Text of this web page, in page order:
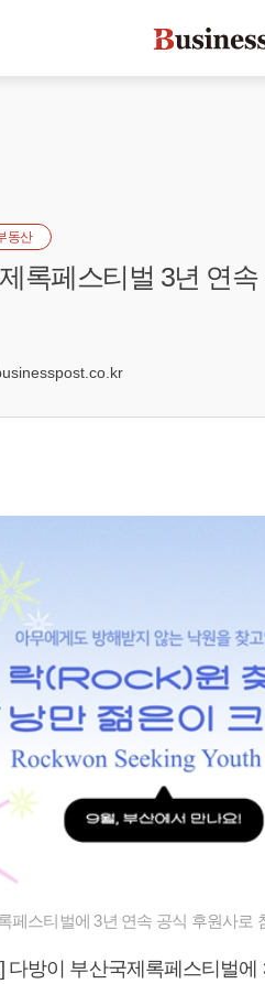
동산
록페스티벌 3년 연
페스티벌에 3년 연속 공식 후원사로
다방이 부산국제록페스티벌